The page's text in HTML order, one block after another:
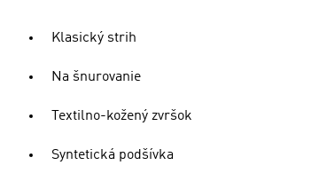
Klasický strih
Na šnurovanie
Textilno-kožený zvršok
Syntetická podšívka